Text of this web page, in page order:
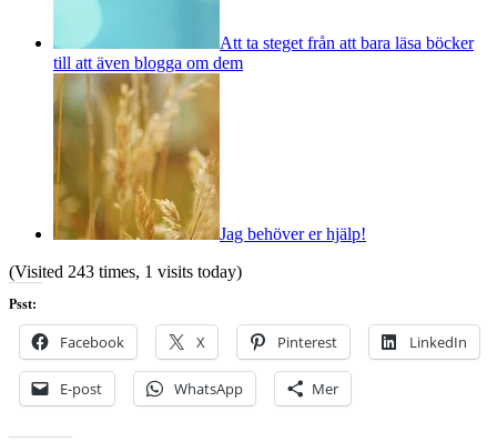
Att ta steget från att bara läsa böcker
till att även blogga om dem
Jag behöver er hjälp!
(Visited 243 times, 1 visits today)
Psst:
Facebook X Pinterest LinkedIn
E-post WhatsApp Mer